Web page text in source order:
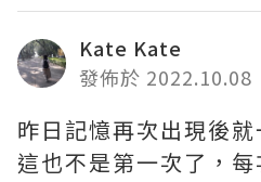
Kate Kate
發佈於 2022.10.08
昨日記憶再次出現後就
這也不是第一次了，每